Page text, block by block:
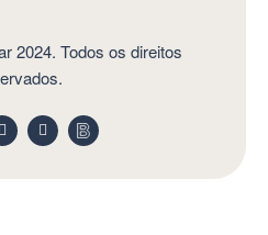
2024. Todos os direitos